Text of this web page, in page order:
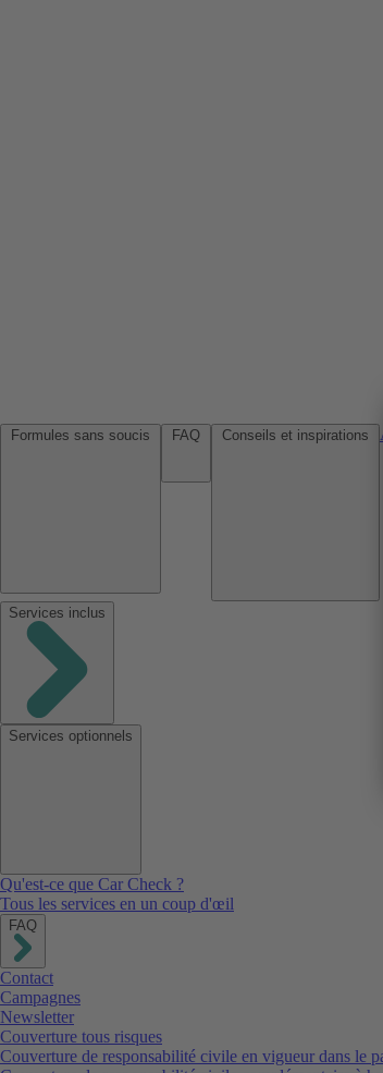
Services inclus
Services optionnels
Qu'est-ce que Car Check ?
Tous les services en un coup d'œil
FAQ
Contact
Campagnes
Newsletter
Couverture tous risques
Couverture de responsabilité civile en vigueur dans le